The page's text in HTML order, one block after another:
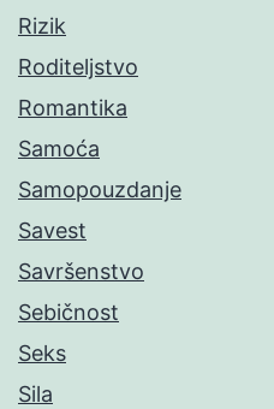
Rizik
Roditeljstvo
Romantika
Samoća
Samopouzdanje
Savest
Savršenstvo
Sebičnost
Seks
Sila